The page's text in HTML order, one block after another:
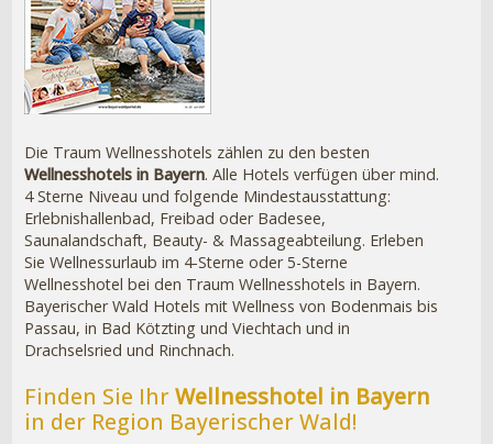
Die Traum Wellnesshotels zählen zu den besten
Wellnesshotels in Bayern. Alle Hotels verfügen über mind.
4 Sterne Niveau und folgende Mindestausstattung:
Erlebnishallenbad, Freibad oder Badesee,
Saunalandschaft, Beauty- & Massageabteilung. Erleben
Sie Wellnessurlaub im 4-Sterne oder 5-Sterne
Wellnesshotel bei den Traum Wellnesshotels in Bayern.
Bayerischer Wald Hotels mit Wellness von Bodenmais bis
Passau, in Bad Kötzting und Viechtach und in
Drachselsried und Rinchnach.
Finden Sie IhrWellnesshotel in Bayern
in der Region Bayerischer Wald!